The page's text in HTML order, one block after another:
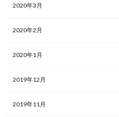
2020年3月
2020年2月
2020年1月
2019年12月
2019年11月